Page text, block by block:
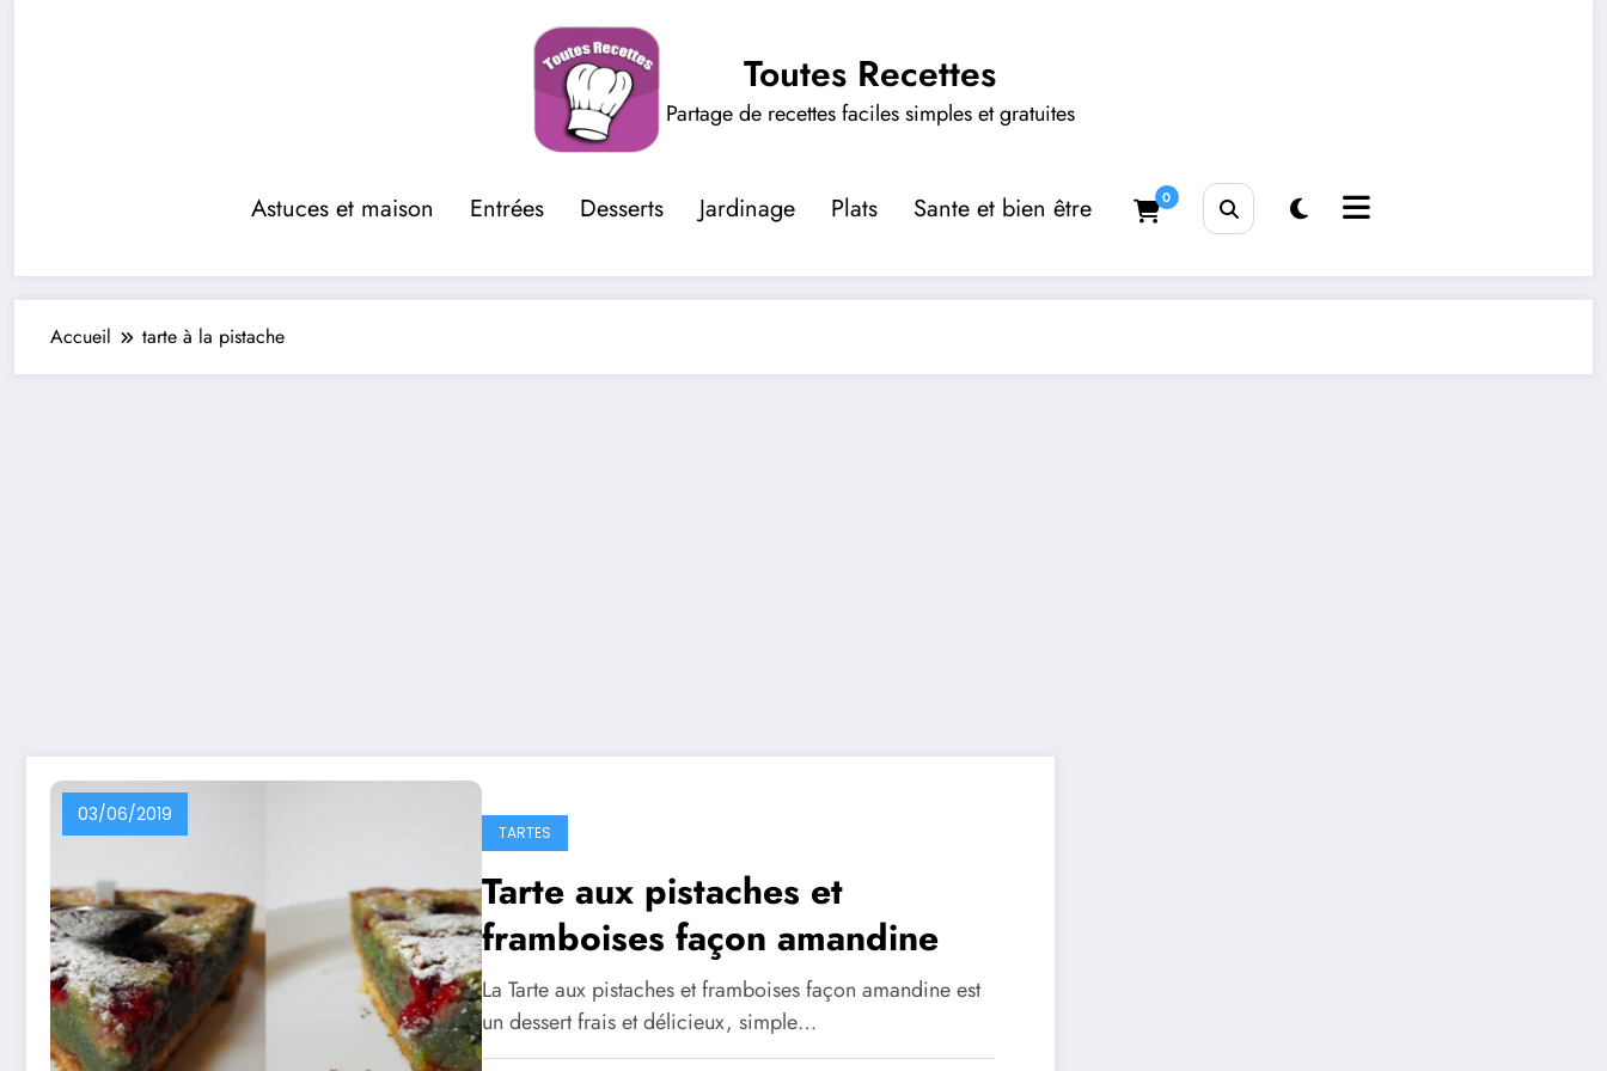
Toutes Recettes
Partage de recettes faciles simples et gratuites
Astuces et maison Entrées Desserts Jardinage Plats Sante et bien être 0
Accueil tarte à la pistache
03/06/2019
TARTES
Tarte aux pistaches et
framboises façon amandine
La Tarte aux pistaches et framboises façon amandine est
un dessert frais et délicieux, simple…